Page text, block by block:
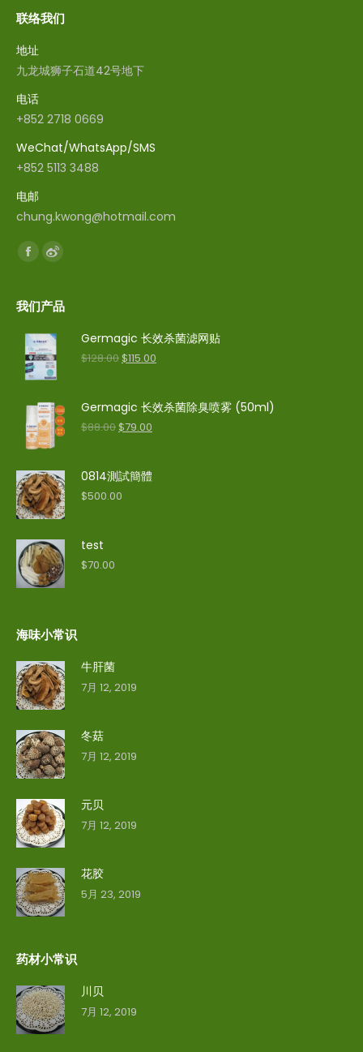
联络我们
地址
九龙城狮子石道42号地下
电话
+852 2718 0669
WeChat/WhatsApp/SMS
+852 5113 3488
电邮
chung.kwong@hotmail.com
找到我们：
Facebook
Weibo
我们产品
Germagic 长效杀菌滤网贴
$128.00$115.00
Germagic 长效杀菌除臭喷雾 (50ml)
$88.00$79.00
0814測試簡體
$500.00
test
$70.00
海味小常识
牛肝菌
7月 12, 2019
冬菇
7月 12, 2019
元贝
7月 12, 2019
花胶
5月 23, 2019
药材小常识
川贝
7月 12, 2019